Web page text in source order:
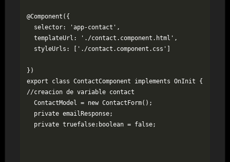
@Component({
  selector: 'app-contact',
  templateUrl: './contact.component.html',
  styleUrls: ['./contact.component.css']
})
export class ContactComponent implements OnInit {
//creacion de variable contact
  ContactModel = new ContactForm();
  private emailResponse;
  private truefalse:boolean = false;